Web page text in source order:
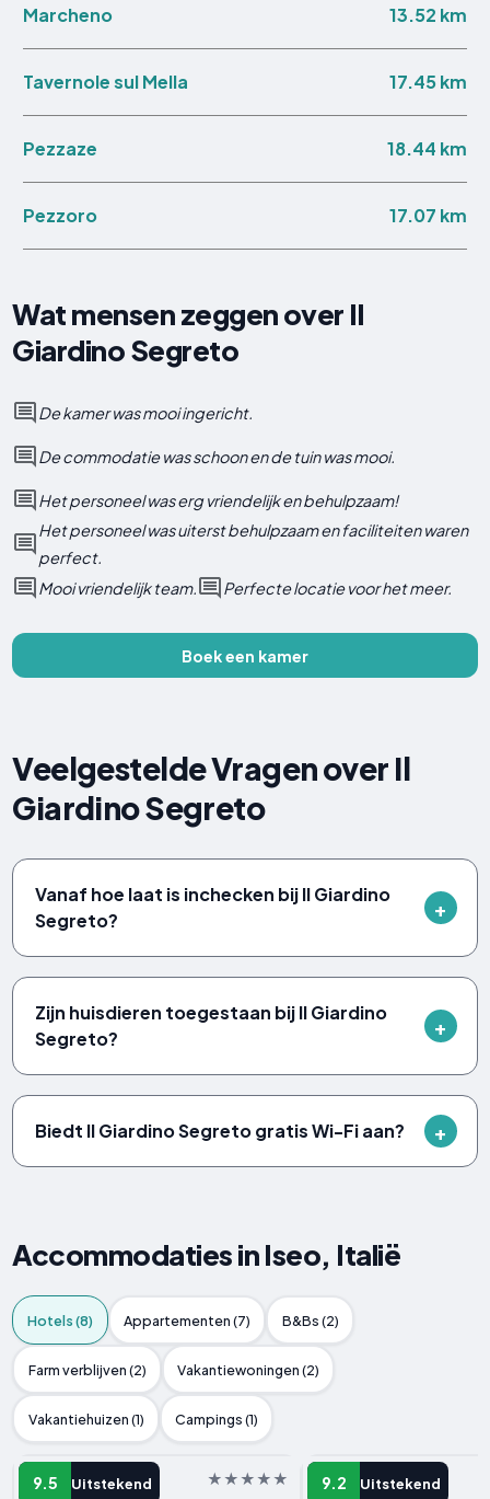
Marcheno 13.52 km
Tavernole sul Mella 17.45 km
Pezzaze 18.44 km
Pezzoro 17.07 km
Wat mensen zeggen over Il
Giardino Segreto
De kamer was mooi ingericht.
De commodatie was schoon en de tuin was mooi.
Het personeel was erg vriendelijk en behulpzaam!
Het personeel was uiterst behulpzaam en faciliteiten waren
perfect.
Mooi vriendelijk team.
Perfecte locatie voor het meer.
Boek een kamer
Veelgestelde Vragen over Il
Giardino Segreto
Vanaf hoe laat is inchecken bij Il Giardino
Segreto?
Zijn huisdieren toegestaan bij Il Giardino
Segreto?
Biedt Il Giardino Segreto gratis Wi-Fi aan?
Accommodaties in Iseo, Italië
Hotels (8) Appartementen (7) B&Bs (2)
Farm verblijven (2) Vakantiewoningen (2)
Vakantiehuizen (1) Campings (1)
9.5 Uitstekend
HOTEL
9.2 Uitstekend
HOTEL